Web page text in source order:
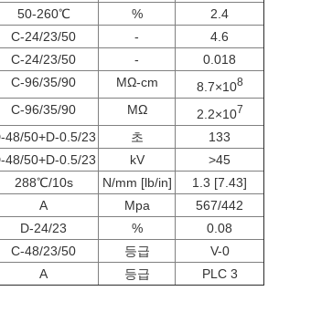
50-260℃ %
2.4
C-24/23/50 -
4.6
C-24/23/50 -
0.018
C-96/35/90 MΩ-cm 8.7×108
C-96/35/90 MΩ 2.2×107
48/50+D-0.5/23 초
133
48/50+D-0.5/23 kV
>45
288℃/10s N/mm [lb/in]
1.3 [7.43]
A Mpa
567/442
D-24/23 %
0.08
C-48/23/50 등급
V-0
A 등급 PLC 3